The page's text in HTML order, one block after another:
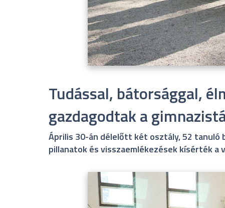
Tudással, bátorsággal,
gazdagodtak a
Április 30-án délelőtt két osztály, 52 tanuló
pillanatok és visszaemlékezések kísérték a